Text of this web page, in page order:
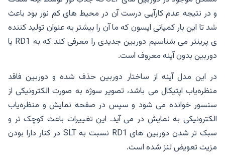
و در نتیجه عدم کارآیی درست آن در محیط های کم نور بود باعث
شد تا این بار کمپانی اپسون که ما آن را بیشتر به عنوان تولید کننده
ی پرینتر می شناسیم دوربین جدیدی را معرفی کند که به RD1 یا
دوربین بدون آینه معروف است.
در این مدل آینه از ساختار دوربین حذف شده و دوربین فاقد
منظره‌‌یاب اپتیکال می باشد، تصویر سوژه به صورت الکترونیکی از
سنسور خوانده می شود و سپس در صفحه نمایش و منظره‌یاب
الکترونیکی به نمایش در می آید. این تغییرات باعث کوچک تر و
سبک تر شدن دوربین های RD1 نسبت به SLT در کنار دارا بودن
مزیت تعویض لنز شده است.